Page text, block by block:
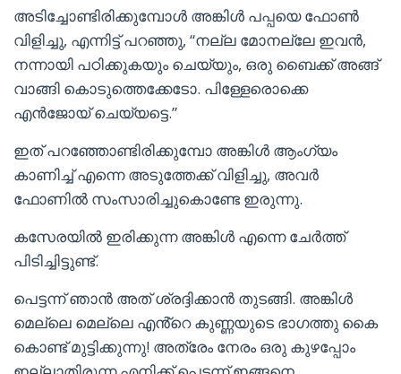
അടിച്ചോണ്ടിരിക്കുമ്പോൾ അങ്കിൾ പപ്പയെ ഫോൺ
വിളിച്ചു, എന്നിട്ട് പറഞ്ഞു, “നല്ല മോനല്ലേ ഇവൻ,
നന്നായി പഠിക്കുകയും ചെയ്യും, ഒരു ബൈക്ക് അങ്ങ്
വാങ്ങി കൊടുത്തെക്കേടോ. പിള്ളേരൊക്കെ
എൻജോയ് ചെയ്യട്ടെ.”
ഇത് പറഞ്ഞോണ്ടിരിക്കുമ്പോ അങ്കിൾ ആംഗ്യം
കാണിച്ച് എന്നെ അടുത്തേക്ക് വിളിച്ചു, അവർ
ഫോണിൽ സംസാരിച്ചുകൊണ്ടേ ഇരുന്നു.
കസേരയിൽ ഇരിക്കുന്ന അങ്കിൾ എന്നെ ചേർത്ത്
പിടിച്ചിട്ടുണ്ട്.
പെട്ടന്ന് ഞാൻ അത് ശ്രദ്ദിക്കാൻ തുടങ്ങി. അങ്കിൾ
മെല്ലെ മെല്ലെ എൻ്റെ കുണ്ണയുടെ ഭാഗത്തു കൈ
കൊണ്ട് മുട്ടിക്കുന്നു! അത്രേം നേരം ഒരു കുഴപ്പോം